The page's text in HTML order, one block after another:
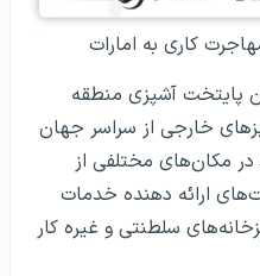
کاری به امارات
پایتخت آشپزی منطقه
خارجی از سراسر جهان
در مکان‌های مختلفی از
ارائه دهنده خدمات
سلطنتی و غیره کار